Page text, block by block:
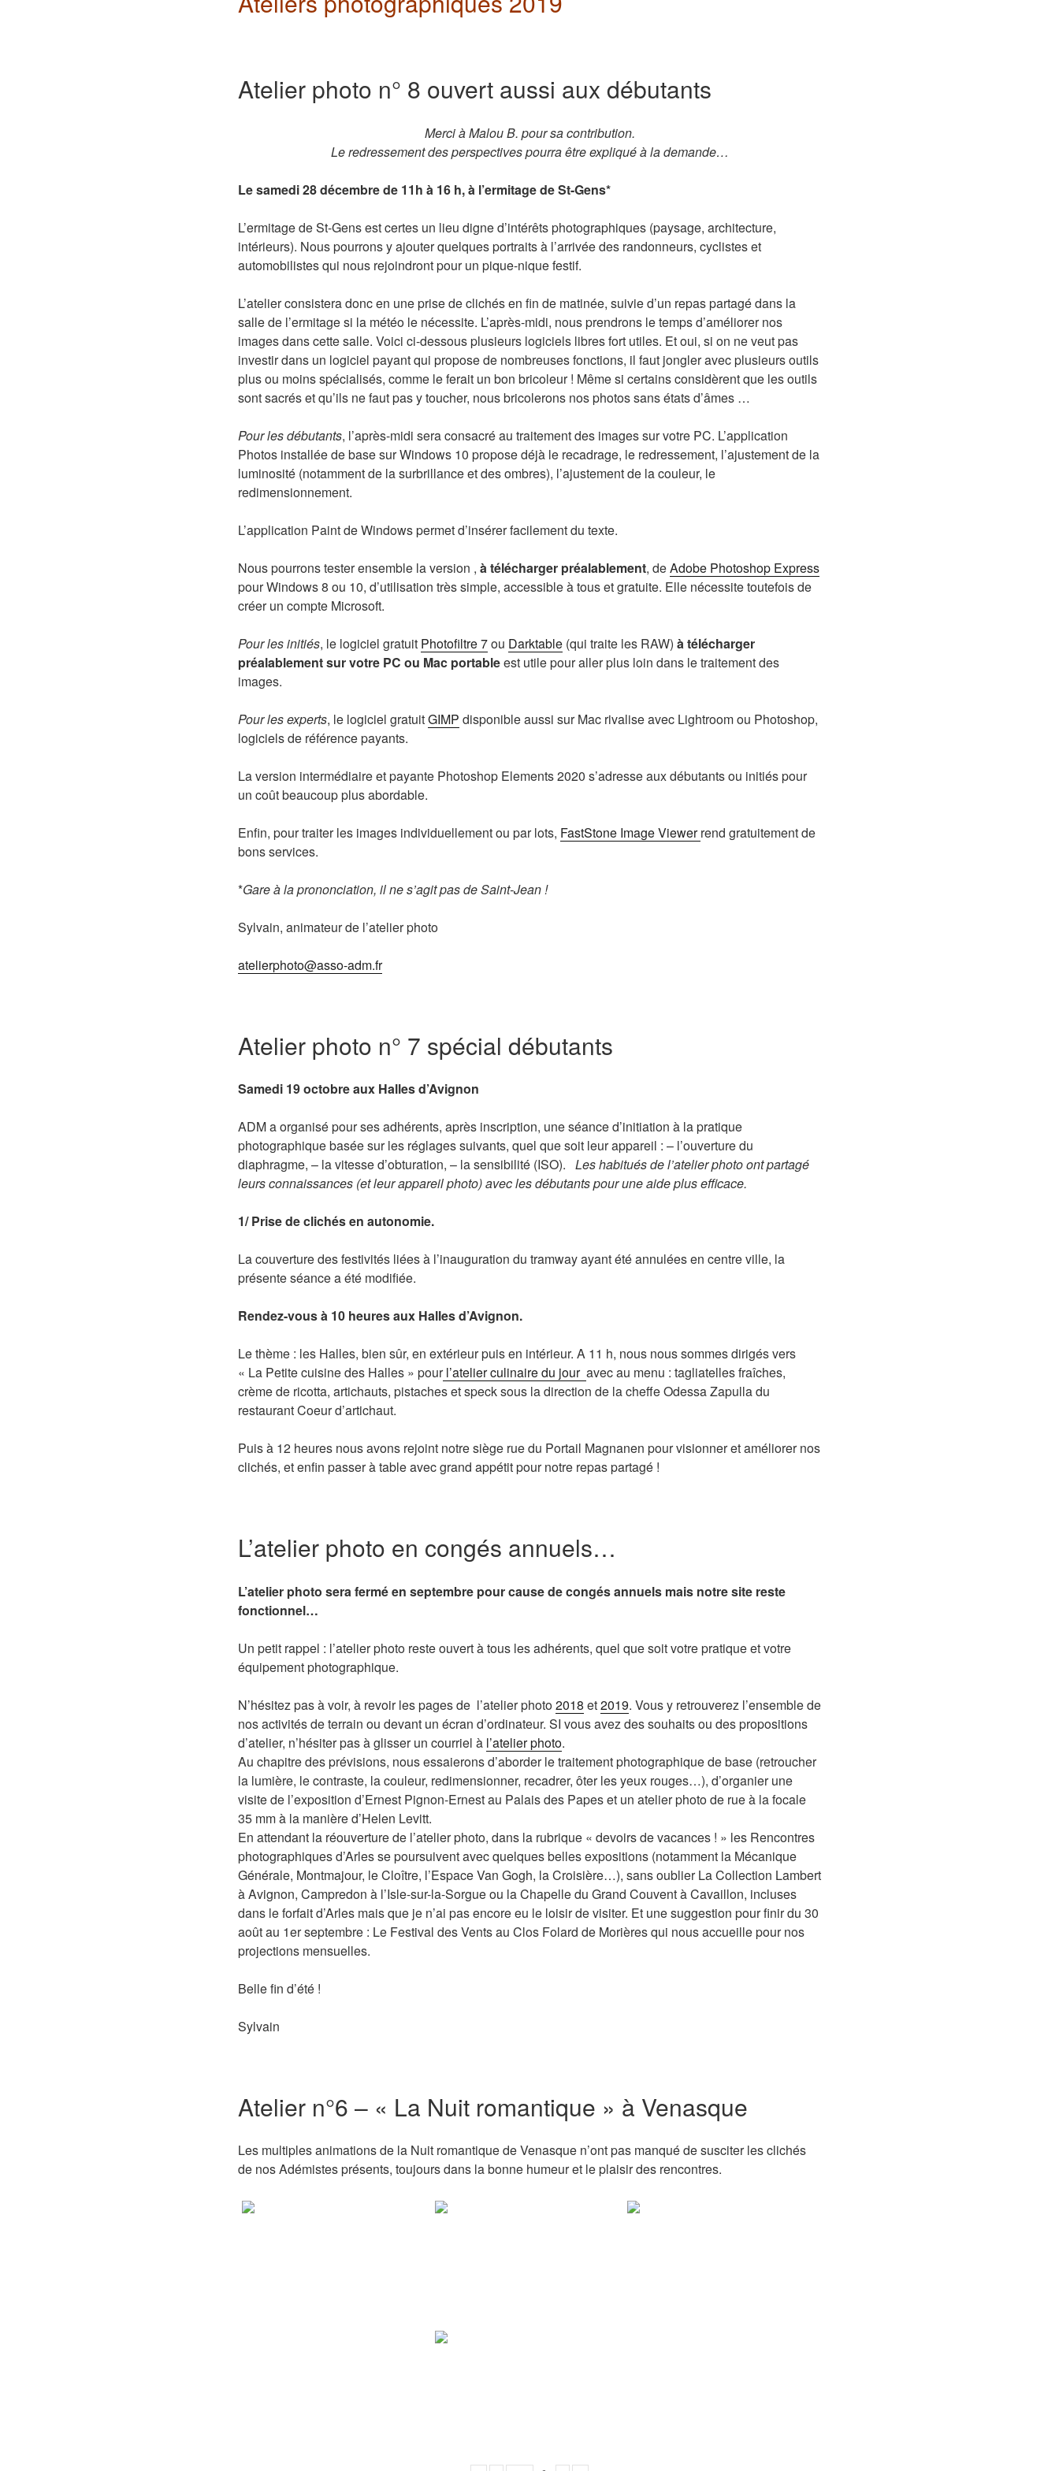
Atelier photo n° 8 ouvert aussi aux débutants
Merci à Malou B. pour sa contribution.
Le redressement des perspectives pourra être expliqué à la demande…
Le samedi 28 décembre de 11h à 16 h, à l’ermitage de St-Gens*
L’ermitage de St-Gens est certes un lieu digne d’intérêts photographiques (paysage, architecture,
intérieurs). Nous pourrons y ajouter quelques portraits à l’arrivée des randonneurs, cyclistes et
automobilistes qui nous rejoindront pour un pique-nique festif.
L’atelier consistera donc en une prise de clichés en fin de matinée, suivie d’un repas partagé dans la
salle de l’ermitage si la météo le nécessite. L’après-midi, nous prendrons le temps d’améliorer nos
images dans cette salle. Voici ci-dessous plusieurs logiciels libres fort utiles. Et oui, si on ne veut pas
investir dans un logiciel payant qui propose de nombreuses fonctions, il faut jongler avec plusieurs outils
plus ou moins spécialisés, comme le ferait un bon bricoleur ! Même si certains considèrent que les outils
sont sacrés et qu’ils ne faut pas y toucher, nous bricolerons nos photos sans états d’âmes …
Pour les débutants, l’après-midi sera consacré au traitement des images sur votre PC. L’application
Photos installée de base sur Windows 10 propose déjà le recadrage, le redressement, l’ajustement de la
luminosité (notamment de la surbrillance et des ombres), l’ajustement de la couleur, le
redimensionnement.
L’application Paint de Windows permet d’insérer facilement du texte.
Nous pourrons tester ensemble la version , à télécharger préalablement, deAdobe Photoshop Express
pour Windows 8 ou 10, d’utilisation très simple, accessible à tous et gratuite. Elle nécessite toutefois de
créer un compte Microsoft.
Pour les initiés, le logiciel gratuit Photofiltre 7ou Darktable (qui traite les RAW) à télécharger
préalablement sur votre PC ou Mac portableest utile pour aller plus loin dans le traitement des
images.
Pour les experts, le logiciel gratuitGIMP disponible aussi sur Mac rivalise avec Lightroom ou Photoshop,
logiciels de référence payants.
La version intermédiaire et payante Photoshop Elements 2020 s’adresse aux débutants ou initiés pour
un coût beaucoup plus abordable.
Enfin, pour traiter les images individuellement ou par lots, FastStone Image Viewerrend gratuitement de
bons services.
*Gare à la prononciation, il ne s’agit pas de Saint-Jean !
Sylvain, animateur de l’atelier photo
atelierphoto@asso-adm.fr
Atelier photo n° 7 spécial débutants
Samedi 19 octobre aux Halles d’Avignon
ADM a organisé pour ses adhérents, après inscription, une séance d’initiation à la pratique
photographique basée sur les réglages suivants, quel que soit leur appareil : – l’ouverture du
diaphragme, – la vitesse d’obturation, – la sensibilité (ISO). Les habitués de l’atelier photo ont partagé
leurs connaissances (et leur appareil photo) avec les débutants pour une aide plus efficace.
1/ Prise de clichés en autonomie.
La couverture des festivités liées à l’inauguration du tramway ayant été annulées en centre ville, la
présente séance a été modifiée.
Rendez-vous à 10 heures aux Halles d’Avignon.
Le thème : les Halles, bien sûr, en extérieur puis en intérieur. A 11 h, nous nous sommes dirigés vers
« La Petite cuisine des Halles » pourl’atelier culinaire du jour avec au menu : tagliatelles fraîches,
crème de ricotta, artichauts, pistaches et speck sous la direction de la cheffe Odessa Zapulla du
restaurant Coeur d’artichaut.
Puis à 12 heures nous avons rejoint notre siège rue du Portail Magnanen pour visionner et améliorer nos
clichés, et enfin passer à table avec grand appétit pour notre repas partagé !
L’atelier photo en congés annuels…
L’atelier photo sera fermé en septembre pour cause de congés annuels mais notre site reste
fonctionnel…
Un petit rappel : l’atelier photo reste ouvert à tous les adhérents, quel que soit votre pratique et votre
équipement photographique.
N’hésitez pas à voir, à revoir les pages de l’atelier photo2018 et2019. Vous y retrouverez l’ensemble de
nos activités de terrain ou devant un écran d’ordinateur. SI vous avez des souhaits ou des propositions
d’atelier, n’hésiter pas à glisser un courriel à l’atelier photo.
Au chapitre des prévisions, nous essaierons d’aborder le traitement photographique de base (retroucher
la lumière, le contraste, la couleur, redimensionner, recadrer, ôter les yeux rouges…), d’organier une
visite de l’exposition d’Ernest Pignon-Ernest au Palais des Papes et un atelier photo de rue à la focale
35 mm à la manière d’Helen Levitt.
En attendant la réouverture de l’atelier photo, dans la rubrique « devoirs de vacances ! » les Rencontres
photographiques d’Arles se poursuivent avec quelques belles expositions (notamment la Mécanique
Générale, Montmajour, le Cloître, l’Espace Van Gogh, la Croisière…), sans oublier La Collection Lambert
à Avignon, Campredon à l’Isle-sur-la-Sorgue ou la Chapelle du Grand Couvent à Cavaillon, incluses
dans le forfait d’Arles mais que je n’ai pas encore eu le loisir de visiter. Et une suggestion pour finir du 30
août au 1er septembre : Le Festival des Vents au Clos Folard de Morières qui nous accueille pour nos
projections mensuelles.
Belle fin d’été !
Sylvain
Atelier n°6 – « La Nuit romantique » à Venasque
Les multiples animations de la Nuit romantique de Venasque n’ont pas manqué de susciter les clichés
de nos Adémistes présents, toujours dans la bonne humeur et le plaisir des rencontres.